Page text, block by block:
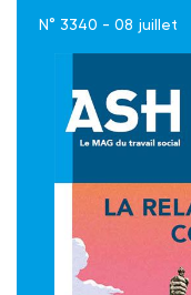
N° 3340 - 08 juillet